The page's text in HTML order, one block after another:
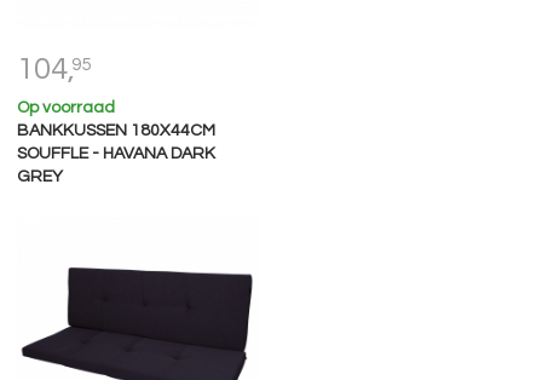
104,95
Op voorraad
BANKKUSSEN 180X44CM
SOUFFLE - HAVANA DARK
GREY